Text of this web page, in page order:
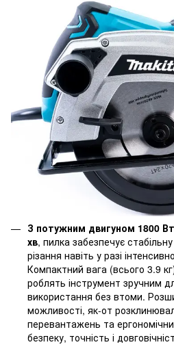
З потужним двигуном 1800
хв, пилка забезпечує
різання навіть у разі
Компактний вага (всього 3.9
роблять інструмент зручним
використання без втоми.
можливості, як-от
перевантажень та
безпеку, точність і